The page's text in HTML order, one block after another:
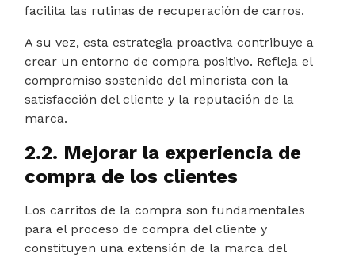
facilita las rutinas de recuperación de carros.
A su vez, esta estrategia proactiva contribuye a
crear un entorno de compra positivo. Refleja el
compromiso sostenido del minorista con la
satisfacción del cliente y la reputación de la
marca.
2.2. Mejorar la experiencia de
compra de los clientes
Los carritos de la compra son fundamentales
para el proceso de compra del cliente y
constituyen una extensión de la marca del